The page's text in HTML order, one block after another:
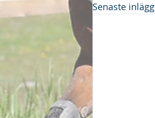
Senaste inlägg